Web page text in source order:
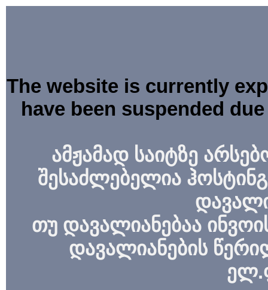
The website is currently
have been suspended
ამჟამად საიტზე
შესაძლებელია
თუ დავალიანებაა
დავალიანების